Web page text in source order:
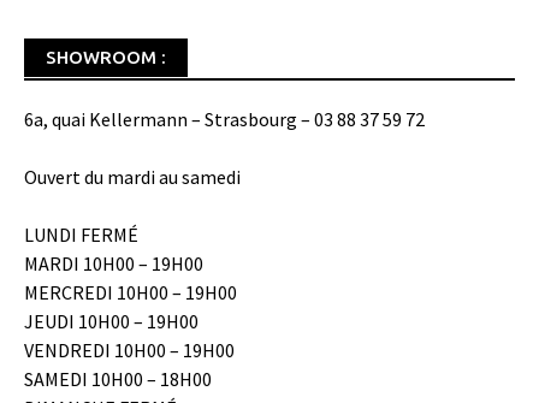
SHOWROOM :
6a, quai Kellermann – Strasbourg – 03 88 37 59 72
Ouvert du mardi au samedi
LUNDI FERMÉ
MARDI 10H00 – 19H00
MERCREDI 10H00 – 19H00
JEUDI 10H00 – 19H00
VENDREDI 10H00 – 19H00
SAMEDI 10H00 – 18H00